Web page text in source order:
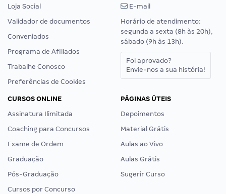
Loja Social
Validador de documentos
Conveniados
Programa de Afiliados
Trabalhe Conosco
Preferências de Cookies
E-mail
Horário de atendimento:
segunda a sexta (8h às 20h),
sábado (9h às 13h).
Foi aprovado?
Envie-nos a sua história!
CURSOS ONLINE
Assinatura Ilimitada
Coaching para Concursos
Exame de Ordem
Graduação
Pós-Graduação
Cursos por Concurso
PÁGINAS ÚTEIS
Depoimentos
Material Grátis
Aulas ao Vivo
Aulas Grátis
Sugerir Curso